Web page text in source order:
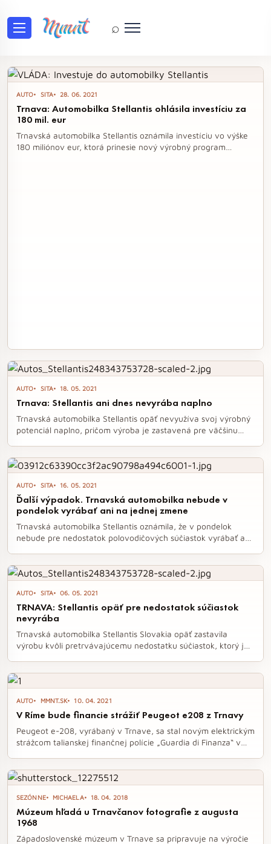
⌕
Tag: trnava
AUTO SITA 28. 06. 2021
Trnava: Automobilka Stellantis ohlásila investíciu za
180 mil. eur
Trnavská automobilka Stellantis oznámila investíciu vo výške
180 miliónov eur, ktorá prinesie nový výrobný program
AUTO SITA 18. 05. 2021
Trnava: Stellantis ani dnes nevyrába naplno
Trnavská automobilka Stellantis opäť nevyužíva svoj výrobný
potenciál naplno, pričom výroba je zastavená pre väčšinu
odstávkam. Výnimku tvoria len určité prevádzky, ktorých
zamestnanci budú informovaní svojimi nadriadenými.
AUTO SITA 16. 05. 2021
Ďalší výpadok. Trnavská automobilka nebude v
pondelok vyrábať ani na jednej zmene
Trnavská automobilka Stellantis oznámila, že v pondelok
nebude pre nedostatok polovodičových súčiastok vyrábať ani
výroby sa dozvedia až v pondelok večer. Situácia s
dodávkami súčiastok sa pritom už niekoľko týždňov ukazuje
ako nestabilná.
AUTO SITA 06. 05. 2021
TRNAVA: Stellantis opäť pre nedostatok súčiastok
nevyrába
Trnavská automobilka Stellantis Slovakia opäť zastavila
výrobu kvôli pretrvávajúcemu nedostatku súčiastok, ktorý je
čoskoro informovaní o ďalších zmenách. Napriek vysokému
dopytu po vozidlách z Trnavy ostáva situácia s dodávkami
polovodičov nestabilná.
AUTO MMNT.SK 10. 04. 2021
V Ríme bude financie strážiť Peugeot e208 z Trnavy
Peugeot e-208, vyrábaný v Trnave, sa stal novým elektrickým
strážcom talianskej finančnej polície „Guardia di Finanza“ v
emisiami, ale aj zaisťuje agilitu a efektivitu pri plnení
náročných úloh polície. S príchodom tridsiatich elektrických
vozidiel sa otvára nová éra ekologickej a technologicky
vyspelé mobility v oblasti verejnej bezpečnosti.
SEZÓNNE MICHAELA 18. 04. 2018
Múzeum hľadá u Trnavčanov fotografie z augusta
1968
Západoslovenské múzeum v Trnave sa pripravuje na výročie